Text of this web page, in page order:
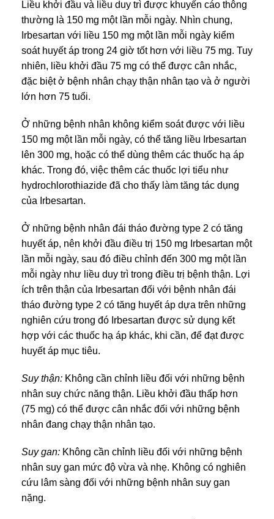
Liều khởi đầu và liều duy trì được khuyến cáo thông
thường là 150 mg một lần mỗi ngày. Nhìn chung,
Irbesartan với liều 150 mg một lần mỗi ngày kiểm
soát huyết áp trong 24 giờ tốt hơn với liều 75 mg. Tuy
nhiên, liều khởi đầu 75 mg có thể được cân nhắc,
đặc biệt ở bệnh nhân chạy thận nhân tạo và ở người
lớn hơn 75 tuổi.
Ở những bệnh nhân không kiểm soát được với liều
150 mg một lần mỗi ngày, có thể tăng liều Irbesartan
lên 300 mg, hoặc có thể dùng thêm các thuốc hạ áp
khác. Trong đó, việc thêm các thuốc lợi tiểu như
hydrochlorothiazide đã cho thấy làm tăng tác dụng
của Irbesartan.
Ở những bệnh nhân đái tháo đường type 2 có tăng
huyết áp, nên khởi đầu điều trị 150 mg Irbesartan một
lần mỗi ngày, sau đó điều chỉnh đến 300 mg một lần
mỗi ngày như liều duy trì trong điều trị bệnh thận. Lợi
ích trên thận của Irbesartan đối với bệnh nhân đái
tháo đường type 2 có tăng huyết áp dựa trên những
nghiên cứu trong đó Irbesartan được sử dụng kết
hợp với các thuốc hạ áp khác, khi cần, để đạt được
huyết áp mục tiêu.
Suy thận: Không cần chỉnh liều đối với những bệnh
nhân suy chức năng thận. Liều khởi đầu thấp hơn
(75 mg) có thể được cân nhắc đối với những bệnh
nhân đang chạy thận nhân tạo.
Suy gan: Không cần chỉnh liều đối với những bệnh
nhân suy gan mức độ vừa và nhẹ. Không có nghiên
cứu lâm sàng đối với những bệnh nhân suy gan
nặng.